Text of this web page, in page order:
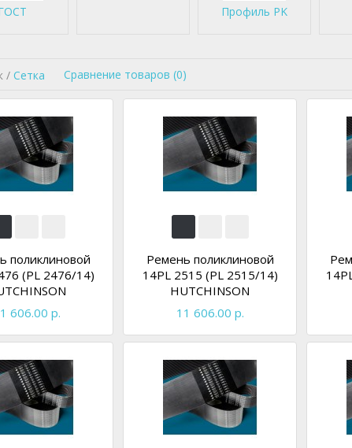
Профиль PK
/ Сетка Сравнение товаров (0)
поликлиновой
(PL 2476/14)
606.00 р.
Ремень поликлиновой
14PL 2515 (PL 2515/14)
HUTCHINSON
11 606.00 р.